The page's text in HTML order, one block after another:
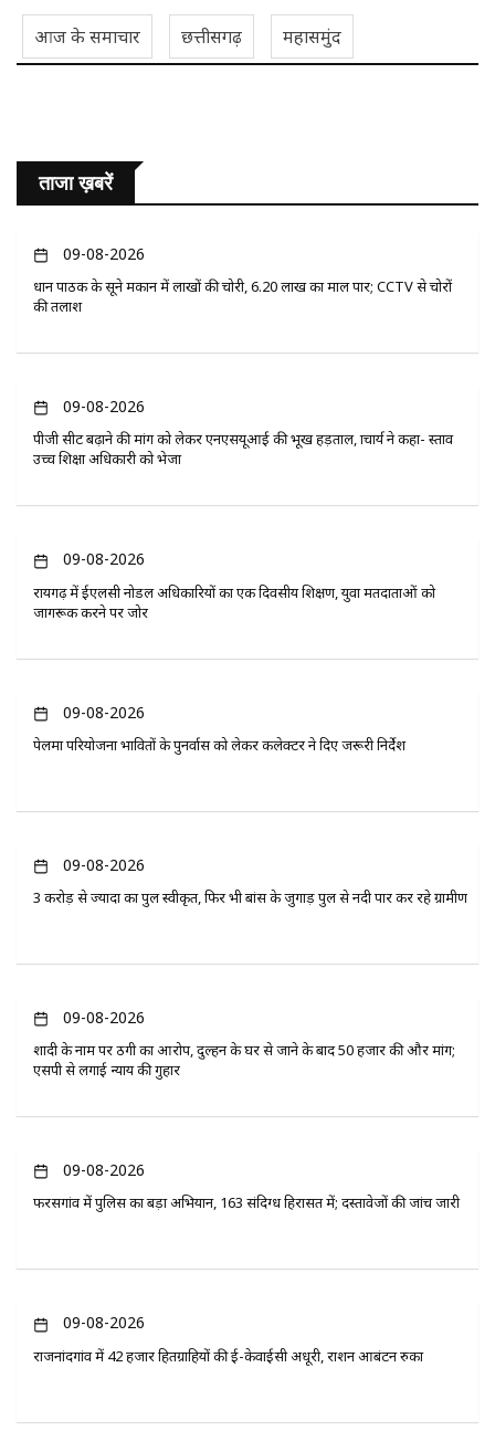
आज के समाचार छत्तीसगढ़ महासमुंद
ताजा ख़बरें
09-08-2026
प्रधान पाठक के सूने मकान में लाखों की चोरी, 6.20 लाख का माल पार; CCTV से चोरों
की तलाश
09-08-2026
पीजी सीट बढ़ाने की मांग को लेकर एनएसयूआई की भूख हड़ताल, प्राचार्य ने कहा- प्रस्ताव
उच्च शिक्षा अधिकारी को भेजा
09-08-2026
रायगढ़ में ईएलसी नोडल अधिकारियों का एक दिवसीय प्रशिक्षण, युवा मतदाताओं को
जागरूक करने पर जोर
09-08-2026
पेलमा परियोजना प्रभावितों के पुनर्वास को लेकर कलेक्टर ने दिए जरूरी निर्देश
09-08-2026
3 करोड़ से ज्यादा का पुल स्वीकृत, फिर भी बांस के जुगाड़ पुल से नदी पार कर रहे ग्रामीण
09-08-2026
शादी के नाम पर ठगी का आरोप, दुल्हन के घर से जाने के बाद 50 हजार की और मांग;
एसपी से लगाई न्याय की गुहार
09-08-2026
फरसगांव में पुलिस का बड़ा अभियान, 163 संदिग्ध हिरासत में; दस्तावेजों की जांच जारी
09-08-2026
राजनांदगांव में 42 हजार हितग्राहियों की ई-केवाईसी अधूरी, राशन आबंटन रुका